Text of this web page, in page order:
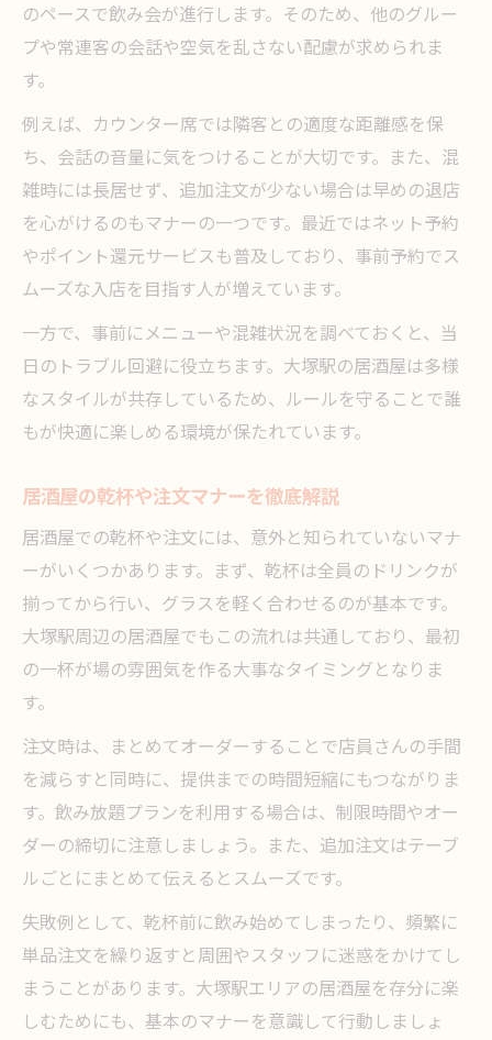
のペースで飲み会が進行します。そのため、他のグルー
プや常連客の会話や空気を乱さない配慮が求められま
す。
例えば、カウンター席では隣客との適度な距離感を保
ち、会話の音量に気をつけることが大切です。また、混
雑時には長居せず、追加注文が少ない場合は早めの退店
を心がけるのもマナーの一つです。最近ではネット予約
やポイント還元サービスも普及しており、事前予約でス
ムーズな入店を目指す人が増えています。
一方で、事前にメニューや混雑状況を調べておくと、当
日のトラブル回避に役立ちます。大塚駅の居酒屋は多様
なスタイルが共存しているため、ルールを守ることで誰
もが快適に楽しめる環境が保たれています。
居酒屋の乾杯や注文マナーを徹底解説
居酒屋での乾杯や注文には、意外と知られていないマナ
ーがいくつかあります。まず、乾杯は全員のドリンクが
揃ってから行い、グラスを軽く合わせるのが基本です。
大塚駅周辺の居酒屋でもこの流れは共通しており、最初
の一杯が場の雰囲気を作る大事なタイミングとなりま
す。
注文時は、まとめてオーダーすることで店員さんの手間
を減らすと同時に、提供までの時間短縮にもつながりま
す。飲み放題プランを利用する場合は、制限時間やオー
ダーの締切に注意しましょう。また、追加注文はテーブ
ルごとにまとめて伝えるとスムーズです。
失敗例として、乾杯前に飲み始めてしまったり、頻繁に
単品注文を繰り返すと周囲やスタッフに迷惑をかけてし
まうことがあります。大塚駅エリアの居酒屋を存分に楽
しむためにも、基本のマナーを意識して行動しましょ